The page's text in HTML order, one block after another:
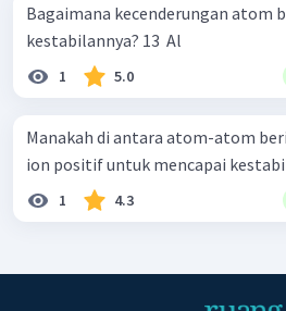
Bagaimana kecenderungan atom
kestabilannya? 13 ​ Al
1 5.0
Manakah di antara atom-atom
ion positif untuk mencapai
1 4.3